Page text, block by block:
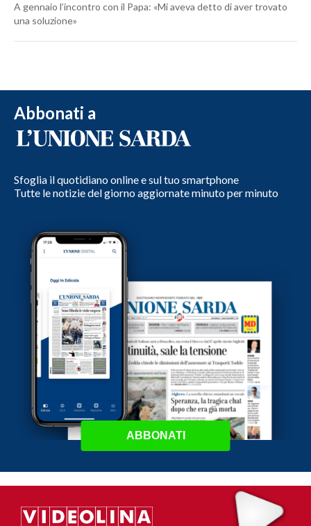
A gennaio l’incontro con il Papa: «Mi aveva detto di aver trovato
una soluzione»
Abbonati a
Sfoglia il quotidiano online e sul tuo smartphone
Tutte le notizie del giorno aggiornate minuto per minuto
ABBONATI